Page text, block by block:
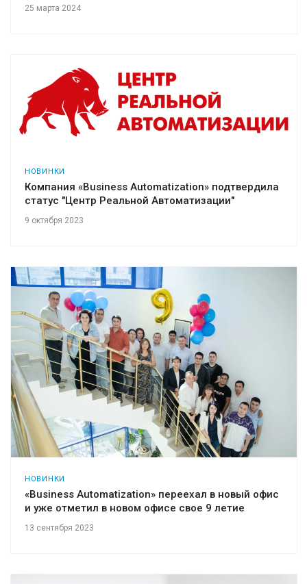
25 марта 2024
НОВИНКИ
Компания «Business Automatization» подтвердила
статус "Центр Реальной Автоматизации"
9 октября 2023
НОВИНКИ
«Business Automatization» переехал в новый офис
и уже отметил в новом офисе свое 9 летие
13 сентября 2023